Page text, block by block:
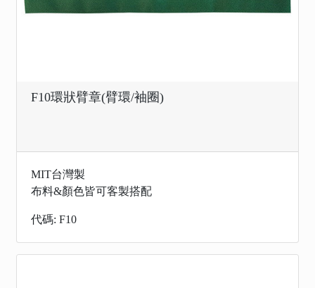
F10環狀臂章(臂環/袖圈)
MIT台灣製
布料&顏色皆可客製搭配
代碼: F10